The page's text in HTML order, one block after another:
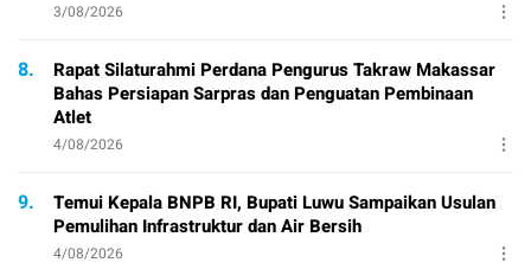
3/08/2026
8.
Rapat Silaturahmi Perdana Pengurus Takraw Makassar
Bahas Persiapan Sarpras dan Penguatan Pembinaan
Atlet
4/08/2026
9.
Temui Kepala BNPB RI, Bupati Luwu Sampaikan Usulan
Pemulihan Infrastruktur dan Air Bersih
4/08/2026